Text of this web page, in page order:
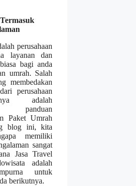
perusahaan
layanan dan
bagi anda
umrah. Salah
membedakan
perusahaan
adalah
panduan
Paket Umrah
blog ini, kita
memiliki
sangat
Jasa Travel
adalah
untuk
berikutnya.